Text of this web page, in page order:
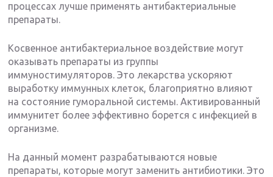
процессах лучше применять антибактериальные
препараты.
Косвенное антибактериальное воздействие могут
оказывать препараты из группы
иммуностимуляторов. Это лекарства ускоряют
выработку иммунных клеток, благоприятно влияют
на состояние гуморальной системы. Активированный
иммунитет более эффективно борется с инфекцией в
организме.
На данный момент разрабатываются новые
препараты, которые могут заменить антибиотики. Это